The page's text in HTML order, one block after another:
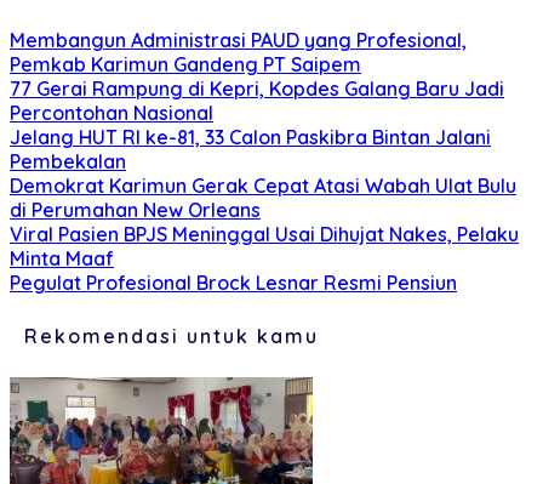
Membangun Administrasi PAUD yang Profesional,
Pemkab Karimun Gandeng PT Saipem
77 Gerai Rampung di Kepri, Kopdes Galang Baru Jadi
Percontohan Nasional
Jelang HUT RI ke-81, 33 Calon Paskibra Bintan Jalani
Pembekalan
Demokrat Karimun Gerak Cepat Atasi Wabah Ulat Bulu
di Perumahan New Orleans
Viral Pasien BPJS Meninggal Usai Dihujat Nakes, Pelaku
Minta Maaf
Pegulat Profesional Brock Lesnar Resmi Pensiun
Rekomendasi untuk kamu